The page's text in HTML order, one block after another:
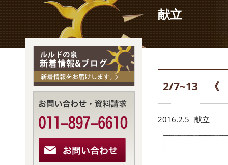
献立
2/7~13 《
2016.2.5 献立